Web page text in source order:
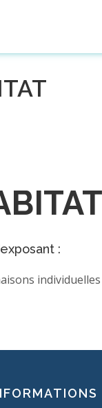
:
individuelles